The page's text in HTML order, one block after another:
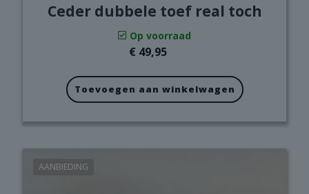
Ceder dubbele toef real toch
Op voorraad
€ 49,95
Toevoegen aan winkelwagen
AANBIEDING